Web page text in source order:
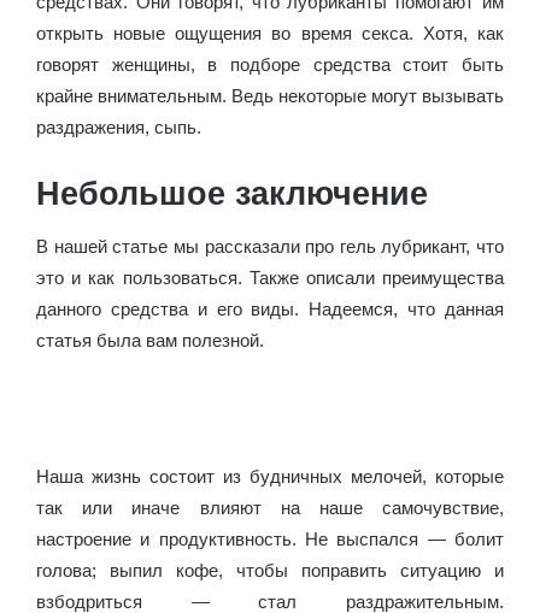
открыть новые ощущения во время секса. Хотя, как
говорят женщины, в подборе средства стоит быть
крайне внимательным. Ведь некоторые могут вызывать
раздражения, сыпь.
Небольшое заключение
В нашей статье мы рассказали про гель лубрикант, что
это и как пользоваться. Также описали преимущества
данного средства и его виды. Надеемся, что данная
статья была вам полезной.
Наша жизнь состоит из будничных мелочей, которые
так или иначе влияют на наше самочувствие,
настроение и продуктивность. Не выспался — болит
голова; выпил кофе, чтобы поправить ситуацию и
взбодриться — стал раздражительным.